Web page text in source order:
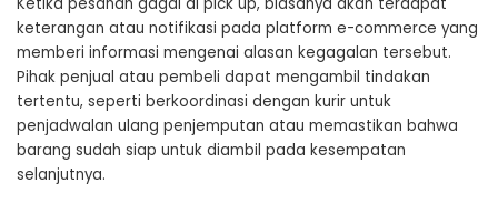
keterangan atau notifikasi pada platform e-commerce yang
memberi informasi mengenai alasan kegagalan tersebut.
Pihak penjual atau pembeli dapat mengambil tindakan
tertentu, seperti berkoordinasi dengan kurir untuk
penjadwalan ulang penjemputan atau memastikan bahwa
barang sudah siap untuk diambil pada kesempatan
selanjutnya.